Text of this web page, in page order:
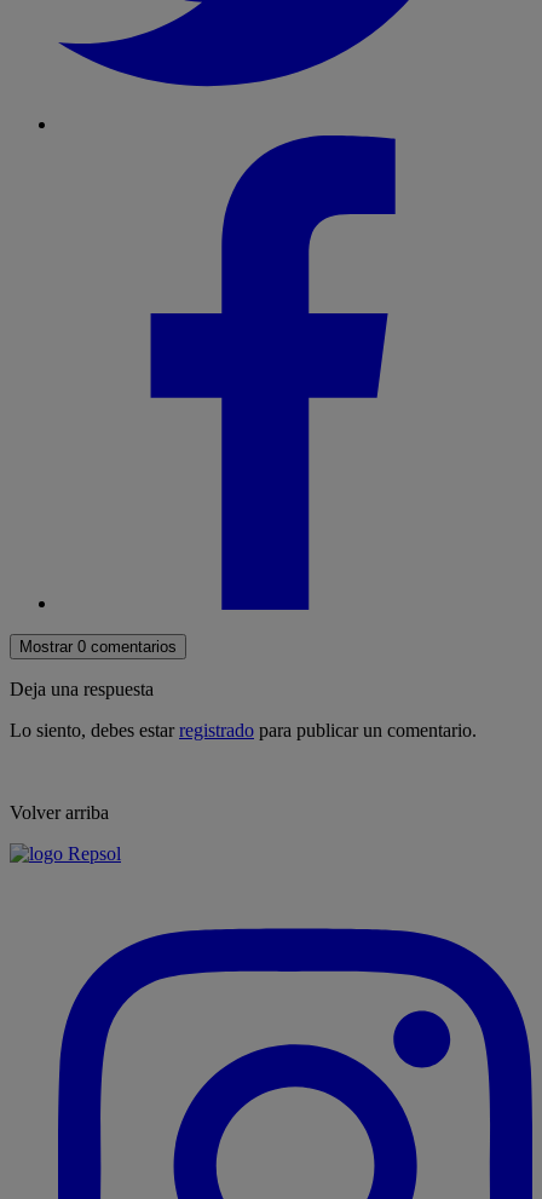
Mostrar 0 comentarios
Deja una respuesta
Lo siento, debes estarregistrado para publicar un comentario.
Volver arriba